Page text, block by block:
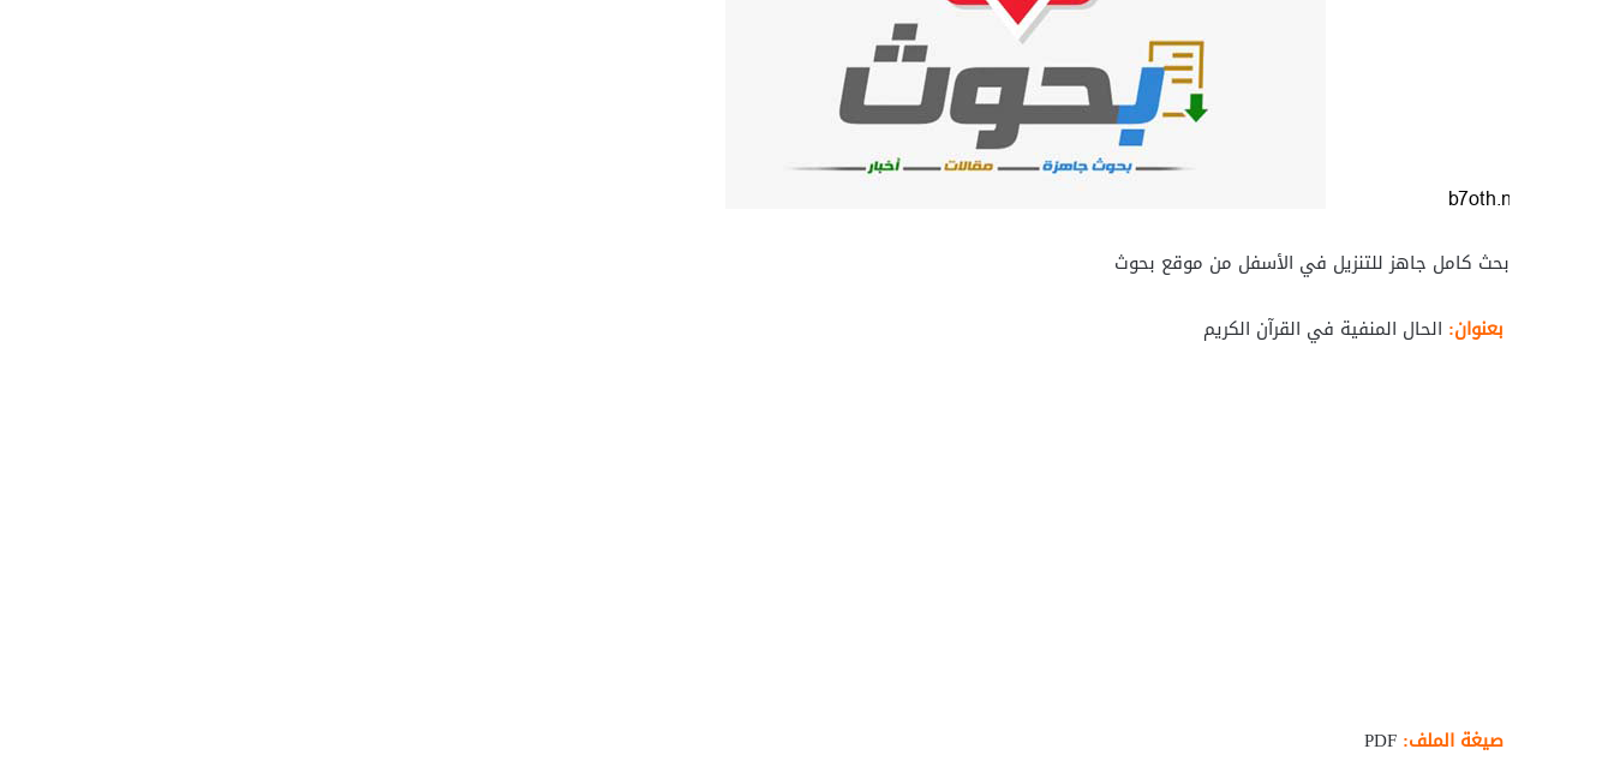
بحث كامل جاهز للتنزيل في الأسفل من موقع بحوث
بعنوان: الحال المنفية في القرآن الكريم
صيغة الملف: